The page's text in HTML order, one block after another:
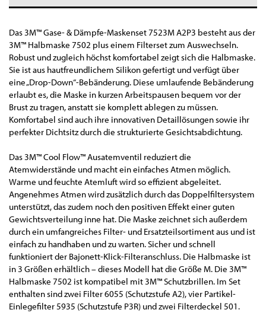
Das 3M™ Gase- & Dämpfe-Maskenset 7523M A2P3 besteht aus der
3M™ Halbmaske 7502 plus einem Filterset zum Auswechseln.
Robust und zugleich höchst komfortabel zeigt sich die Halbmaske.
Sie ist aus hautfreundlichem Silikon gefertigt und verfügt über
eine „Drop-Down“-Bebänderung. Diese umlaufende Bebänderung
erlaubt es, die Maske in kurzen Arbeitspausen bequem vor der
Brust zu tragen, anstatt sie komplett ablegen zu müssen.
Komfortabel sind auch ihre innovativen Detaillösungen sowie ihr
perfekter Dichtsitz durch die strukturierte Gesichtsabdichtung.
Das 3M™ Cool Flow™ Ausatemventil reduziert die
Atemwiderstände und macht ein einfaches Atmen möglich.
Warme und feuchte Atemluft wird so effizient abgeleitet.
Angenehmes Atmen wird zusätzlich durch das Doppelfiltersystem
unterstützt, das zudem noch den positiven Effekt einer guten
Gewichtsverteilung inne hat. Die Maske zeichnet sich außerdem
durch ein umfangreiches Filter- und Ersatzteilsortiment aus und ist
einfach zu handhaben und zu warten. Sicher und schnell
funktioniert der Bajonett-Klick-Filteranschluss. Die Halbmaske ist
in 3 Größen erhältlich – dieses Modell hat die Größe M. Die 3M™
Halbmaske 7502 ist kompatibel mit 3M™ Schutzbrillen. Im Set
enthalten sind zwei Filter 6055 (Schutzstufe A2), vier Partikel-
Einlegefilter 5935 (Schutzstufe P3R) und zwei Filterdeckel 501.